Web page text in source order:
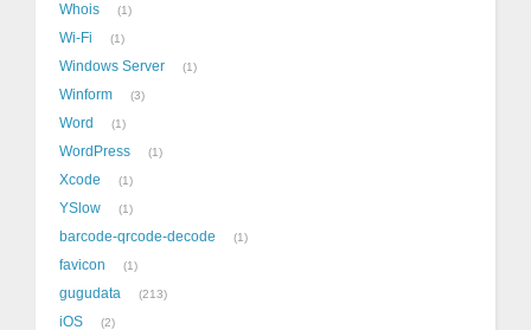
Whois 1
Wi-Fi 1
Windows Server 1
Winform 3
Word 1
WordPress 1
Xcode 1
YSlow 1
barcode-qrcode-decode 1
favicon 1
gugudata 213
iOS 2